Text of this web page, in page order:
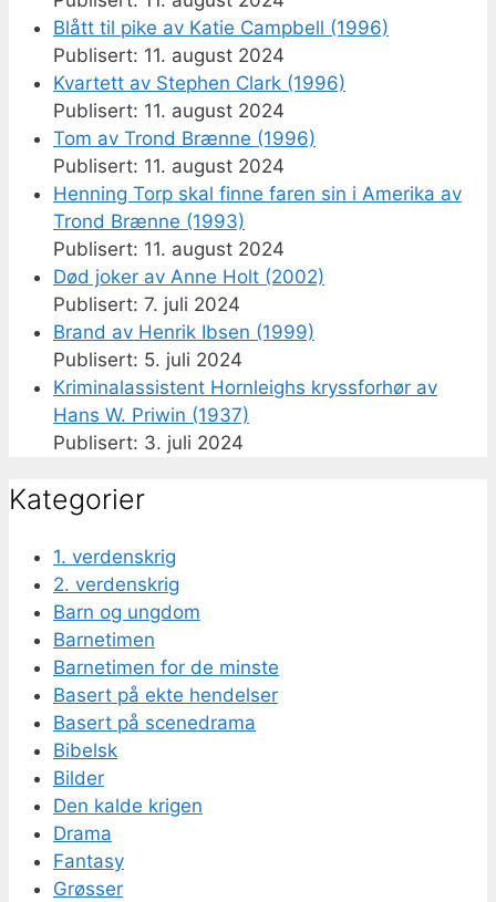
Blått til pike av Katie Campbell (1996)
11. august 2024
Kvartett av Stephen Clark (1996)
11. august 2024
Tom av Trond Brænne (1996)
11. august 2024
Henning Torp skal finne faren sin i Amerika av
Trond Brænne (1993)
11. august 2024
Død joker av Anne Holt (2002)
7. juli 2024
Brand av Henrik Ibsen (1999)
5. juli 2024
Kriminalassistent Hornleighs kryssforhør av
Hans W. Priwin (1937)
3. juli 2024
Kategorier
1. verdenskrig
2. verdenskrig
Barn og ungdom
Barnetimen
Barnetimen for de minste
Basert på ekte hendelser
Basert på scenedrama
Bibelsk
Bilder
Den kalde krigen
Drama
Fantasy
Grøsser